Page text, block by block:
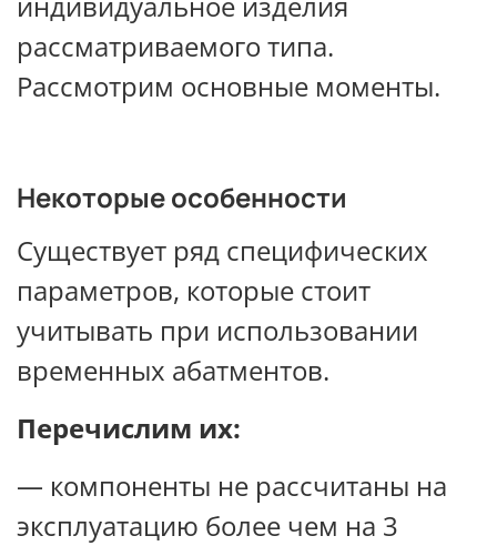
рассматриваемого типа.
Рассмотрим основные моменты.
Некоторые особенности
Существует ряд специфических
параметров, которые стоит
учитывать при использовании
временных абатментов.
Перечислим их:
— компоненты не рассчитаны на
эксплуатацию более чем на 3